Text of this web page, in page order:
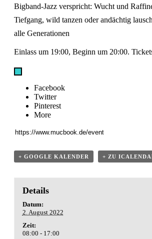
Bigband-Jazz verspricht: Wucht und
Tiefgang, wild tanzen oder andächtig
alle Generationen
Einlass um 19:00, Beginn um 20:00.
Facebook
Twitter
Pinterest
More
+ GOOGLE KALENDER + ZU
Details
Datum:
2. August 2022
Zeit:
08:00 - 17:00